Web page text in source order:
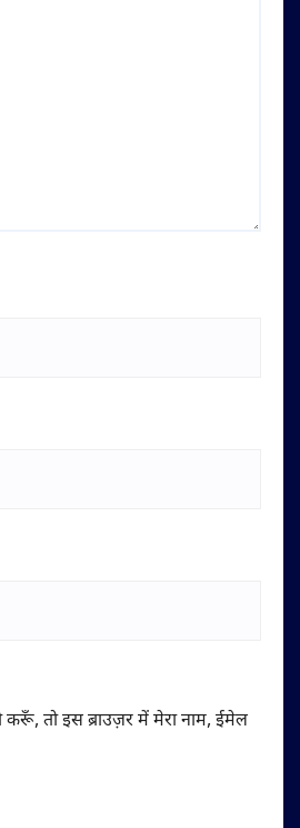
करूँ, तो इस ब्राउज़र में मेरा नाम, ईमेल